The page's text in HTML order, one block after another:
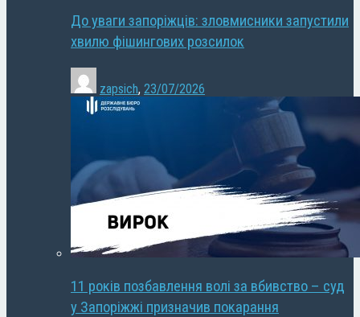
До уваги запоріжців: зловмисники запустили
хвилю фішингових розсилок
zapsich, 23/07/2026
11 років позбавлення волі за вбивство – суд
у Запоріжжі призначив покарання